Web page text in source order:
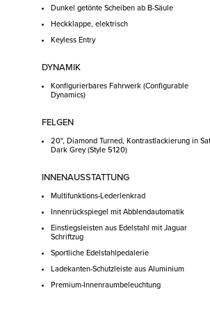
Dunkel getönte Scheiben ab B-Säule
Heckklappe, elektrisch
Keyless Entry
DYNAMIK
Konfigurierbares Fahrwerk (Configurable
Dynamics)
FELGEN
20", Diamond Turned, Kontrastlackierung in
Dark Grey (Style 5120)
INNENAUSSTATTUNG
Multifunktions-Lederlenkrad
Innenrückspiegel mit Abblendautomatik
Einstiegsleisten aus Edelstahl mit Jaguar
Schriftzug
Sportliche Edelstahlpedalerie
Ladekanten-Schutzleiste aus Aluminium
Premium-Innenraumbeleuchtung